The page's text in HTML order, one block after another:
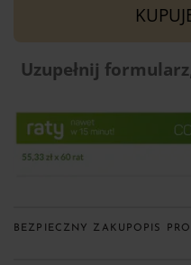
Uzupełnij formularz
BEZPIECZNY ZAKUP OPIS